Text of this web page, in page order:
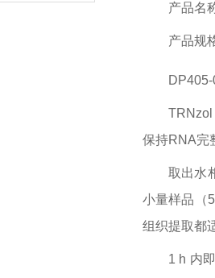
产品名
产品规
TRNzol
保持RNA完
取出水
小量样品（
组织提取都
1 h 内